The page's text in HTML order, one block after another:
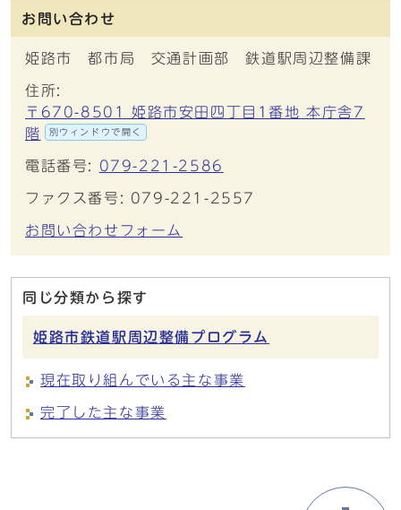
お問い合わせ
姫路市 都市局 交通計画部 鉄道駅周辺整備課
住所:
〒670-8501 姫路市安田四丁目1番地 本庁舎7
階
別ウィンドウで開く
電話番号: 079-221-2586
ファクス番号: 079-221-2557
お問い合わせフォーム
同じ分類から探す
姫路市鉄道駅周辺整備プログラム
現在取り組んでいる主な事業
完了した主な事業